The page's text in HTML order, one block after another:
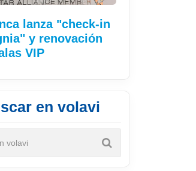
lanza "check-in
y renovación
VIP
en volavi